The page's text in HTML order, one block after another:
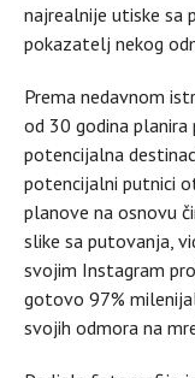
najrealnije utiske sa
pokazatelj nekog
Prema nedavnom
od 30 godina
potencijalna
potencijalni putnici
planove na osnovu
slike sa putovanja,
svojim Instagram
gotovo 97%
svojih odmora na